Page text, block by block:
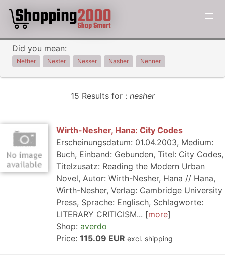
Did you mean:
Nether Nester Nesser Nasher Nenner
15 Results for : nesher
Wirth-Nesher, Hana: City Codes
Erscheinungsdatum: 01.04.2003, Medium:
Buch, Einband: Gebunden, Titel: City Codes,
Titelzusatz: Reading the Modern Urban
Novel, Autor: Wirth-Nesher, Hana // Hana,
Wirth-Nesher, Verlag: Cambridge University
Press, Sprache: Englisch, Schlagworte:
LITERARY CRITICISM...
more
Shop: averdo
Price: 115.09 EUR excl. shipping